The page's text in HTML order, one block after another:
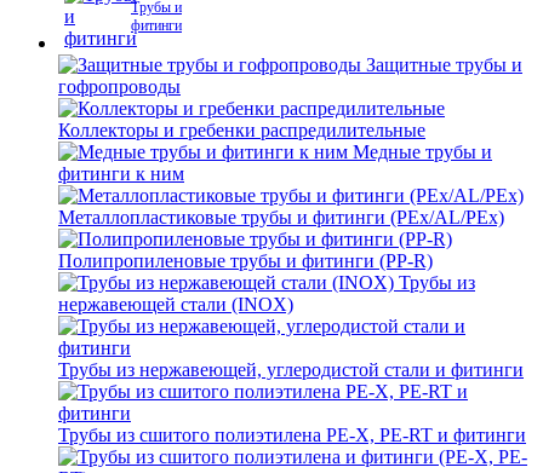
Трубы и
фитинги
Защитные трубы и
гофропроводы
Коллекторы и гребенки распредилительные
Медные трубы и
фитинги к ним
Металлопластиковые трубы и фитинги (PEx/AL/PEx)
Полипропиленовые трубы и фитинги (PP-R)
Трубы из
нержавеющей стали (INOX)
Трубы из нержавеющей, углеродистой стали и фитинги
Трубы из сшитого полиэтилена PE-X, PE-RT и фитинги